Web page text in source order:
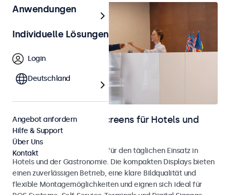
Monitore und Touchscreens für Hotels und
Gastronomie
Monitore und Touchscreens für den täglichen Einsatz in
Hotels und der Gastronomie. Die kompakten Displays bieten
einen zuverlässigen Betrieb, eine klare Bildqualität und
flexible Montagemöglichkeiten und eignen sich ideal für
Anwendungen
Individuelle Lösungen
Login
Deutschland
Angebot anfordern
Hilfe & Support
Über Uns
Kontakt